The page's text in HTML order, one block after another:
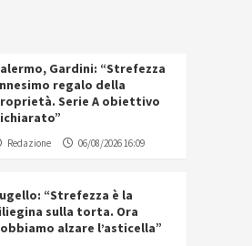
Gardini: “Strefezza
regalo della
Serie A obiettivo
Redazione 06/08/2026 16:09
“Strefezza è la
sulla torta. Ora
alzare l’asticella”